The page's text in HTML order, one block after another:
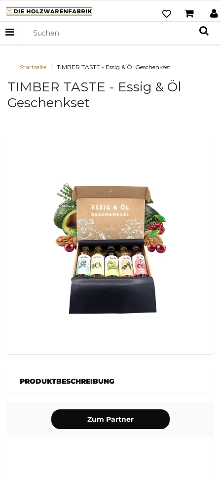
Startseite TIMBER TASTE - Essig & Öl Geschenkset
TIMBER TASTE - Essig & Öl
Geschenkset
PRODUKTBESCHREIBUNG
Zum Partner